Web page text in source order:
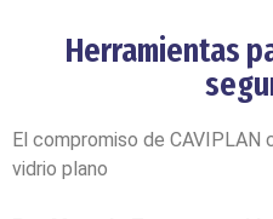
Herramientas
El compromiso de CAVIPLAN
vidrio plano